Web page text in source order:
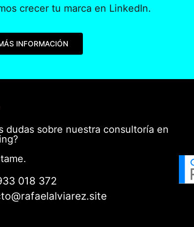
crecer tu marca en LinkedIn.
INFORMACIÓN
dudas sobre nuestra consultoría en
018 372